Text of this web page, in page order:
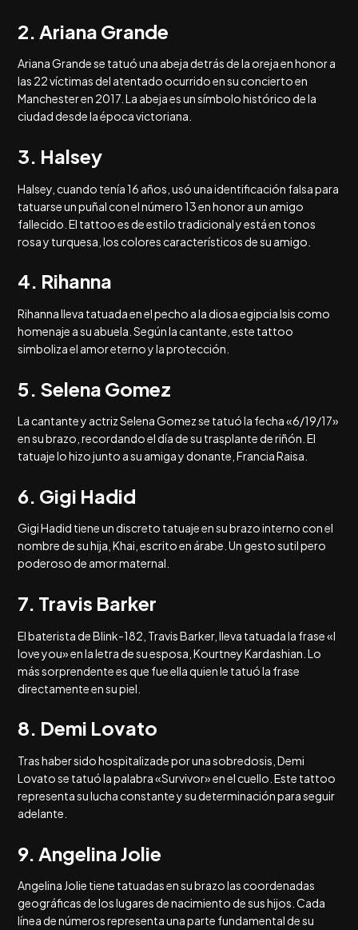
2. Ariana Grande
Ariana Grande se tatuó una abeja detrás de la oreja en honor a
las 22 víctimas del atentado ocurrido en su concierto en
Manchester en 2017. La abeja es un símbolo histórico de la
ciudad desde la época victoriana.
3. Halsey
Halsey, cuando tenía 16 años, usó una identificación falsa para
tatuarse un puñal con el número 13 en honor a un amigo
fallecido. El tattoo es de estilo tradicional y está en tonos
rosa y turquesa, los colores característicos de su amigo.
4. Rihanna
Rihanna lleva tatuada en el pecho a la diosa egipcia Isis como
homenaje a su abuela. Según la cantante, este tattoo
simboliza el amor eterno y la protección.
5. Selena Gomez
La cantante y actriz Selena Gomez se tatuó la fecha «6/19/17»
en su brazo, recordando el día de su trasplante de riñón. El
tatuaje lo hizo junto a su amiga y donante, Francia Raisa.
6. Gigi Hadid
Gigi Hadid tiene un discreto tatuaje en su brazo interno con el
nombre de su hija, Khai, escrito en árabe. Un gesto sutil pero
poderoso de amor maternal.
7. Travis Barker
El baterista de Blink-182, Travis Barker, lleva tatuada la frase «I
love you» en la letra de su esposa, Kourtney Kardashian. Lo
más sorprendente es que fue ella quien le tatuó la frase
directamente en su piel.
8. Demi Lovato
Tras haber sido hospitalizade por una sobredosis, Demi
Lovato se tatuó la palabra «Survivor» en el cuello. Este tattoo
representa su lucha constante y su determinación para seguir
adelante.
9. Angelina Jolie
Angelina Jolie tiene tatuadas en su brazo las coordenadas
geográficas de los lugares de nacimiento de sus hijos. Cada
línea de números representa una parte fundamental de su